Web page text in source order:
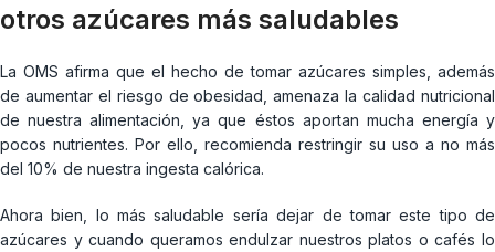
otros azúcares más saludables
La OMS afirma que el hecho de tomar azúcares simples, además
de aumentar el riesgo de obesidad, amenaza la calidad nutricional
de nuestra alimentación, ya que éstos aportan mucha energía y
pocos nutrientes. Por ello, recomienda restringir su uso a no más
del 10% de nuestra ingesta calórica.
Ahora bien, lo más saludable sería dejar de tomar este tipo de
azúcares y cuando queramos endulzar nuestros platos o cafés lo